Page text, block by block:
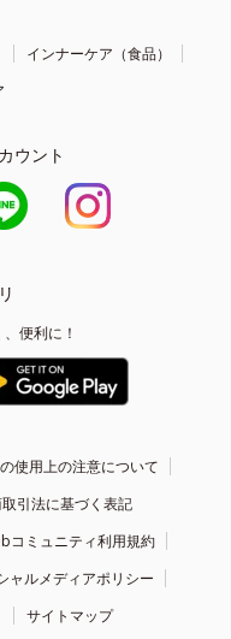
インナーケア（食品）
ウント
便利に！
使用上の注意について
引法に基づく表記
コミュニティ利用規約
ャルメディアポリシー
サイトマップ